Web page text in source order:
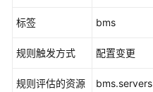
指
南
源
标签 bms
规则触发方式 配置变更
规则评估的资源
bms.servers